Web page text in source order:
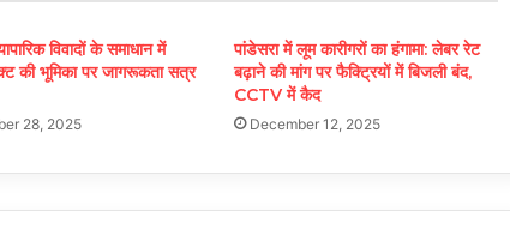
विवादों के समाधान में
की भूमिका पर जागरूकता सत्र
28, 2025
पांडेसरा में लूम कारीगरों का हंगामा: लेबर रेट
बढ़ाने की मांग पर फैक्ट्रियों में बिजली बंद,
CCTV में कैद
December 12, 2025